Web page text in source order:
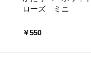
ローズ ミニ
￥550